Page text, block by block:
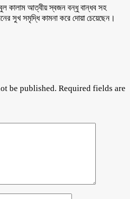
কালাম আত্বীয় স্বজন বন্ধু বান্ধব সহ
সুখ সমৃদ্ধি কামনা করে দোয়া চেয়েছেন।
be published. Required fields are